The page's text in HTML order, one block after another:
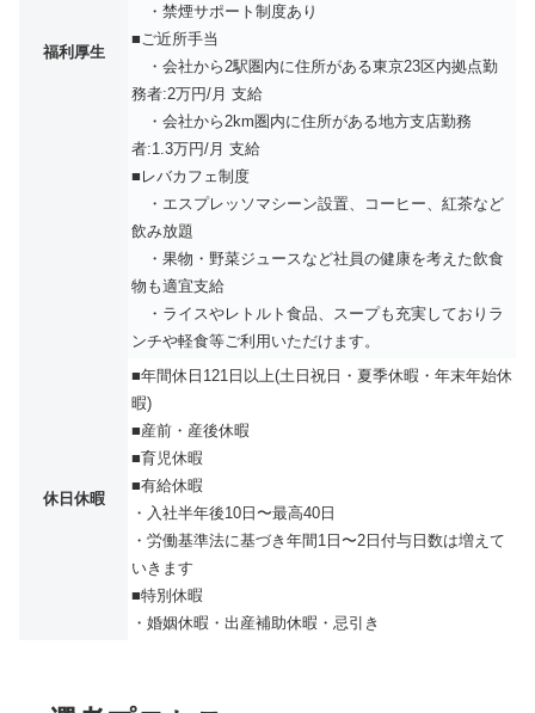
福利厚生
・禁煙サポート制度あり
■ご近所手当
・会社から2駅圏内に住所がある東京23区内拠点勤
務者:2万円/月 支給
・会社から2km圏内に住所がある地方支店勤務
者:1.3万円/月 支給
■レバカフェ制度
・エスプレッソマシーン設置、コーヒー、紅茶など
飲み放題
・果物・野菜ジュースなど社員の健康を考えた飲食
物も適宜支給
・ライスやレトルト食品、スープも充実しておりラ
ンチや軽食等ご利用いただけます。
休日休暇
■年間休日121日以上(土日祝日・夏季休暇・年末年始休
暇)
■産前・産後休暇
■育児休暇
■有給休暇
・入社半年後10日〜最高40日
・労働基準法に基づき年間1日〜2日付与日数は増えて
いきます
■特別休暇
・婚姻休暇・出産補助休暇・忌引き